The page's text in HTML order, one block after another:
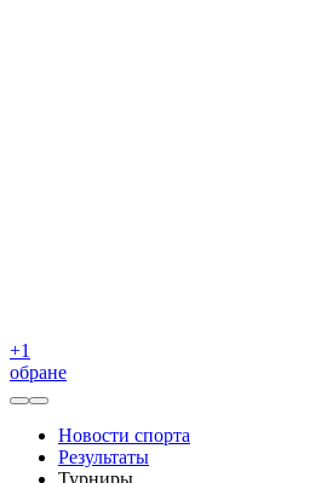
+1
обране
Новости спорта
Результаты
Турниры